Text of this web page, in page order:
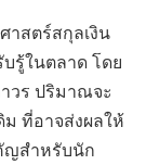
าสตร์สกุลเงิน
รู้ในตลาด โดย
วร ปริมาณจะ
ที่อาจส่งผลให้
ญสำหรับนัก